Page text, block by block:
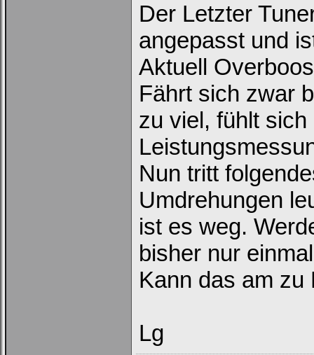
Der Letzter
angepasst und
Aktuell
Fährt sich zwar
zu viel, fühlt
Nun tritt
Umdrehungen
ist es weg.
bisher nur
Kann das am zu
Lg